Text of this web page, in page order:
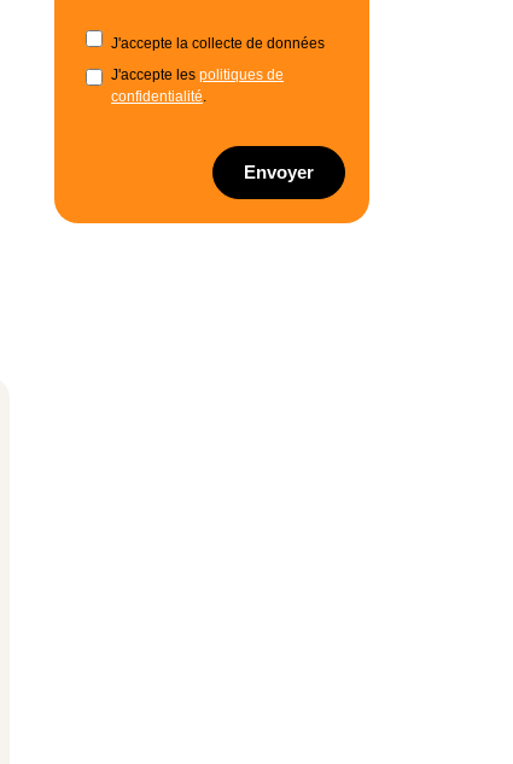
J'accepte la collecte de données
J'accepte les politiques de
confidentialité.
Envoyer